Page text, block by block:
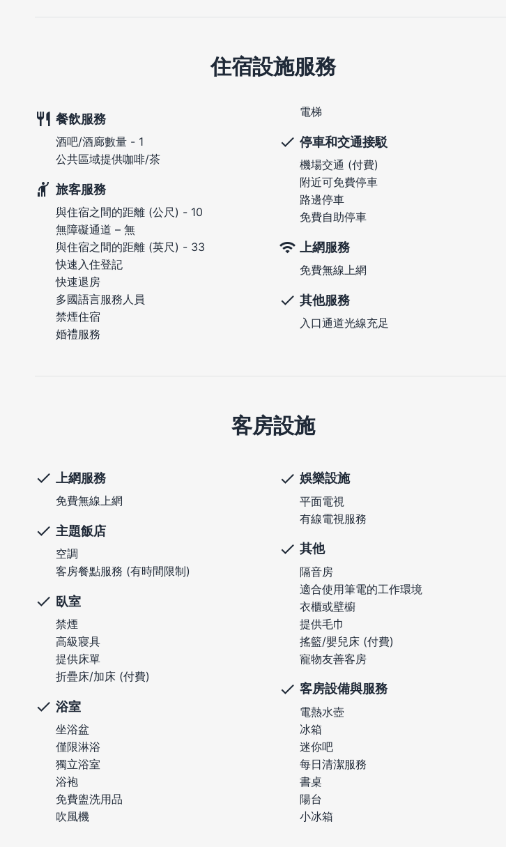
住宿設施服務
餐飲服務
酒吧/酒廊數量 - 1
公共區域提供咖啡/茶
旅客服務
與住宿之間的距離 (公尺) - 10
無障礙通道 – 無
與住宿之間的距離 (英尺) - 33
快速入住登記
快速退房
多國語言服務人員
禁煙住宿
婚禮服務
電梯
停車和交通接駁
機場交通 (付費)
附近可免費停車
路邊停車
免費自助停車
上網服務
免費無線上網
其他服務
入口通道光線充足
客房設施
上網服務
免費無線上網
主題飯店
空調
客房餐點服務 (有時間限制)
臥室
禁煙
高級寢具
提供床單
折疊床/加床 (付費)
浴室
坐浴盆
僅限淋浴
獨立浴室
浴袍
免費盥洗用品
吹風機
娛樂設施
平面電視
有線電視服務
其他
隔音房
適合使用筆電的工作環境
衣櫃或壁櫥
提供毛巾
搖籃/嬰兒床 (付費)
寵物友善客房
客房設備與服務
電熱水壺
冰箱
迷你吧
每日清潔服務
書桌
陽台
小冰箱